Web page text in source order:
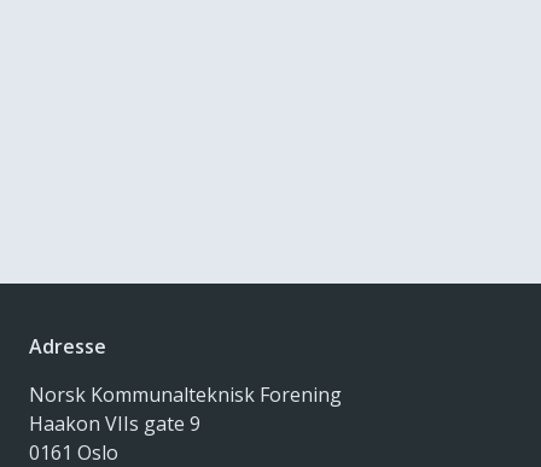
Adresse
Norsk Kommunalteknisk Forening
Haakon VIIs gate 9
0161 Oslo